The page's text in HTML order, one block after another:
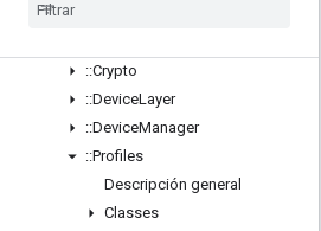
::Crypto
::DeviceLayer
::DeviceManager
::Profiles
Descripción general
Classes